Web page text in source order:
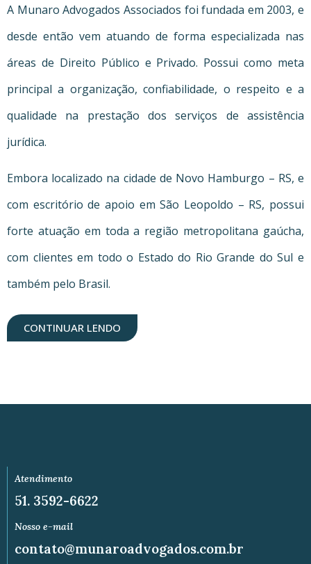
A Munaro Advogados Associados foi fundada em 2003, e
desde então vem atuando de forma especializada nas
áreas de Direito Público e Privado. Possui como meta
principal a organização, confiabilidade, o respeito e a
qualidade na prestação dos serviços de assistência
jurídica.
Embora localizado na cidade de Novo Hamburgo – RS, e
com escritório de apoio em São Leopoldo – RS, possui
forte atuação em toda a região metropolitana gaúcha,
com clientes em todo o Estado do Rio Grande do Sul e
também pelo Brasil.
CONTINUAR LENDO
Atendimento
51. 3592-6622
Nosso e-mail
contato@munaroadvogados.com.br